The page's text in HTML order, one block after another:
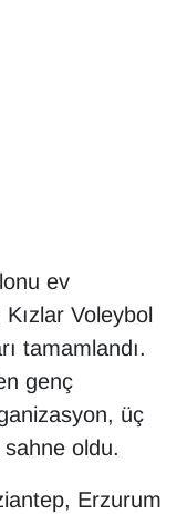
ev
Voleybol
tamamlandı.
genç
üç
oldu.
Erzurum